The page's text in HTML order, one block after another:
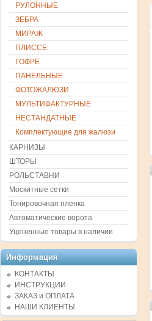
РУЛОННЫЕ
ЗЕБРА
МИРАЖ
ПЛИССЕ
ГОФРЕ
ПАНЕЛЬНЫЕ
ФОТОЖАЛЮЗИ
МУЛЬТИФАКТУРНЫЕ
НЕСТАНДАТНЫЕ
Комплектующие для жалюзи
КАРНИЗЫ
ШТОРЫ
РОЛЬСТАВНИ
Москитные сетки
Тонировочная пленка
Автоматические ворота
Уцененные товары в наличии
Информация
КОНТАКТЫ
ИНСТРУКЦИИ
ЗАКАЗ и ОПЛАТА
НАШИ КЛИЕНТЫ